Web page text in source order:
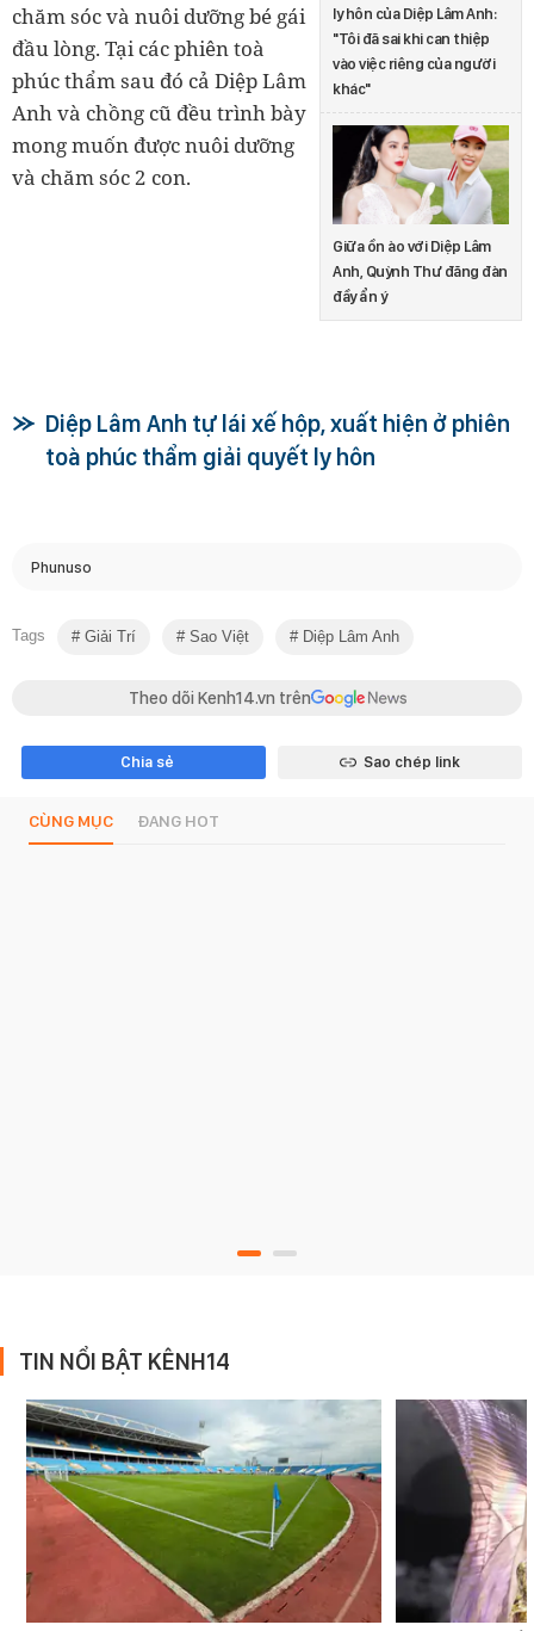
ly hôn của Diệp Lâm Anh:
"Tôi đã sai khi can thiệp
vào việc riêng của người
khác"
Giữa ồn ào với Diệp Lâm
Anh, Quỳnh Thư đăng đàn
đầy ẩn ý
chăm sóc và nuôi dưỡng bé gái
đầu lòng. Tại các phiên toà
phúc thẩm sau đó cả Diệp Lâm
Anh và chồng cũ đều trình bày
mong muốn được nuôi dưỡng
và chăm sóc 2 con.
Diệp Lâm Anh tự lái xế hộp, xuất hiện ở phiên
toà phúc thẩm giải quyết ly hôn
Phunuso
Tags Giải Trí Sao Việt Diệp Lâm Anh
Theo dõi Kenh14.vn trên
Chia sẻ Sao chép link
CÙNG MỤC ĐANG HOT
TIN NỔI BẬT KÊNH14